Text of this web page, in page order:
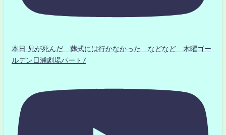
本日 兄が死んだ 葬式には行かなかった などなど 木曜ゴー
ルデン日浦劇場パート7